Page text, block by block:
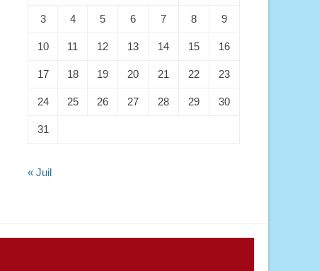
3 4 5 6 7 8 9
10 11 12 13 14 15 16
17 18 19 20 21 22 23
24 25 26 27 28 29 30
31
« Juil